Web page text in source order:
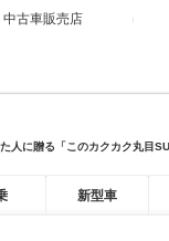
中古車販売店
人に贈る「このカクカク丸目
新型車